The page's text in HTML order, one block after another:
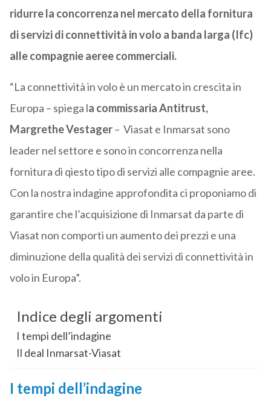
ridurre la concorrenza nel mercato della fornitura
di servizi di connettività in volo a banda larga (Ifc)
alle compagnie aeree commerciali.
“La connettività in volo è un mercato in crescita in
Europa – spiega la commissaria Antitrust,
Margrethe Vestager– Viasat e Inmarsat sono
leader nel settore e sono in concorrenza nella
fornitura di qiesto tipo di servizi alle compagnie aree.
Con la nostra indagine approfondita ci proponiamo di
garantire che l’acquisizione di Inmarsat da parte di
Viasat non comporti un aumento dei prezzi e una
diminuzione della qualità dei servizi di connettività in
volo in Europa”.
Indice degli argomenti
I tempi dell’indagine
Il deal Inmarsat-Viasat
I tempi dell’indagine